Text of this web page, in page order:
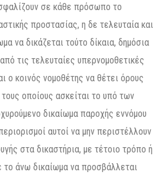
σε κάθε πρόσωπο το
προστασίας, η δε τελευταία και
να δικάζεται τούτο δίκαια, δημόσια
τις τελευταίες υπερνομοθετικές
ο κοινός νομοθέτης να θέτει όρους
οποίους ασκείται το υπό των
δικαίωμα παροχής εννόμου
αυτοί να μην περιστέλλουν
στα δικαστήρια, με τέτοιο τρόπο ή
άνω δικαίωμα να προσβάλλεται